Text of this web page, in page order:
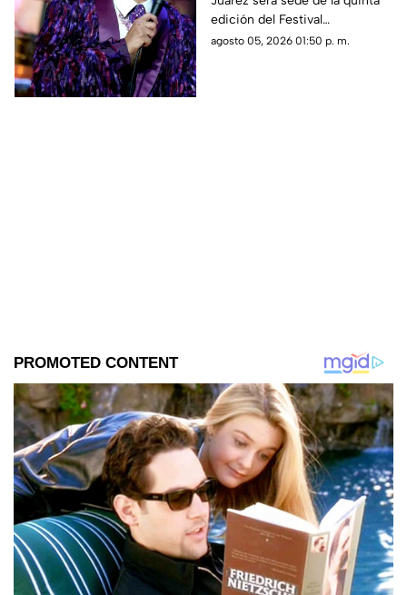
rendir homenaje a
Juan Gabriel
edición del Festival
Juangabrielísimo, con una
agosto 05, 2026 01:50 p. m.